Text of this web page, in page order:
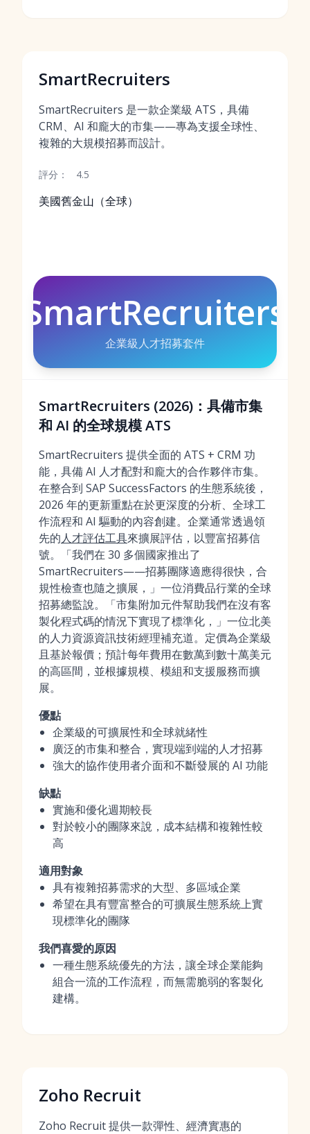
SmartRecruiters
SmartRecruiters 是一款企業級 ATS，具備
CRM、AI 和龐大的市集——專為支援全球性、
複雜的大規模招募而設計。
評分： 4.5
美國舊金山（全球）
SmartRecruiters
企業級人才招募套件
SmartRecruiters (2026)：具備市集
和 AI 的全球規模 ATS
SmartRecruiters 提供全面的 ATS + CRM 功
能，具備 AI 人才配對和龐大的合作夥伴市集。
在整合到 SAP SuccessFactors 的生態系統後，
2026 年的更新重點在於更深度的分析、全球工
作流程和 AI 驅動的內容創建。企業通常透過領
先的人才評估工具來擴展評估，以豐富招募信
號。「我們在 30 多個國家推出了
SmartRecruiters——招募團隊適應得很快，合
規性檢查也隨之擴展，」一位消費品行業的全球
招募總監說。「市集附加元件幫助我們在沒有客
製化程式碼的情況下實現了標準化，」一位北美
的人力資源資訊技術經理補充道。定價為企業級
且基於報價；預計每年費用在數萬到數十萬美元
的高區間，並根據規模、模組和支援服務而擴
展。
優點
企業級的可擴展性和全球就緒性
廣泛的市集和整合，實現端到端的人才招募
強大的協作使用者介面和不斷發展的 AI 功能
缺點
實施和優化週期較長
對於較小的團隊來說，成本結構和複雜性較
高
適用對象
具有複雜招募需求的大型、多區域企業
希望在具有豐富整合的可擴展生態系統上實
現標準化的團隊
我們喜愛的原因
一種生態系統優先的方法，讓全球企業能夠
組合一流的工作流程，而無需脆弱的客製化
建構。
Zoho Recruit
Zoho Recruit 提供一款彈性、經濟實惠的